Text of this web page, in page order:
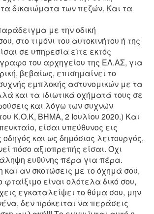
δικαιώματα των πεζών. Και τα
με την οδική
στο τιμόνι του αυτοκινήτου ή της
σε υπηρεσία είτε εκτός
του αρχηγείου της ΕΛ.ΑΣ, για
βεβαίως, επισημαίνει το
εμπλοκής αστυνομικών με τα
και τα ιδιωτικά οχήματά τους σε
και λόγω των συχνών
Κ.Ο.Κ, ΒΉΜΑ, 2 Ιουλίου 2020.) Και
είσαι υπεύθυνος εις
και ως δημόσιος λειτουργός,
πόσο αξιοπρεπής είσαι. Όχι
ευθύνης πέρα για πέρα.
αν σκοτώσεις με το όχημά σου,
φταίξιμο είναι ολότελα δικό σου,
εγκαταλείψει το θύμα σου, μην
δεν πρόκειται να περάσεις